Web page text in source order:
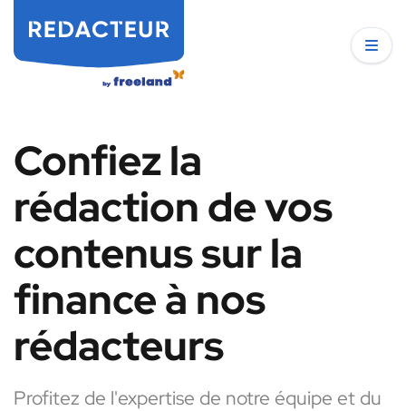
Confiez la
rédaction de vos
contenus sur la
finance à nos
rédacteurs
Profitez de l'expertise de notre équipe et du